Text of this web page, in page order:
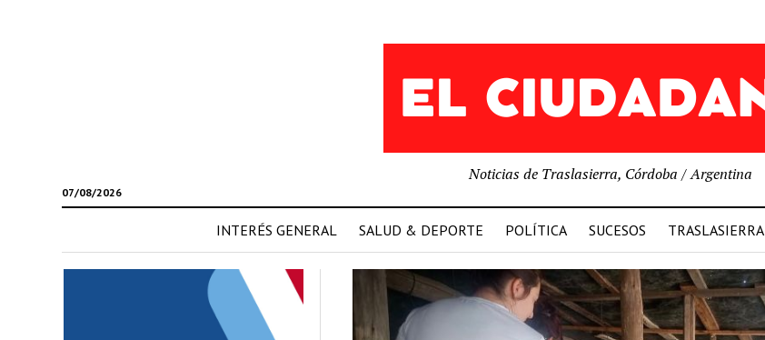
07/08/2026
Noticias de Traslasierra, Córdoba / Argentina
INTERÉS GENERAL SALUD & DEPORTE POLÍTICA SUCESOS TRASLASIERRA